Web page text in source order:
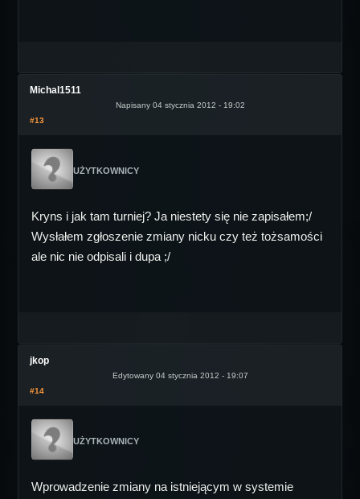
Michal1511
Napisany 04 stycznia 2012 - 19:02
#13
UŻYTKOWNICY
Kryns i jak tam turniej? Ja niestety się nie zapisałem;/
Wysłałem zgłoszenie zmiany nicku czy też tożsamości
ale nic nie odpisali i dupa ;/
jkop
Edytowany 04 stycznia 2012 - 19:07
#14
UŻYTKOWNICY
Wprowadzenie zmiany na istniejącym w systemie